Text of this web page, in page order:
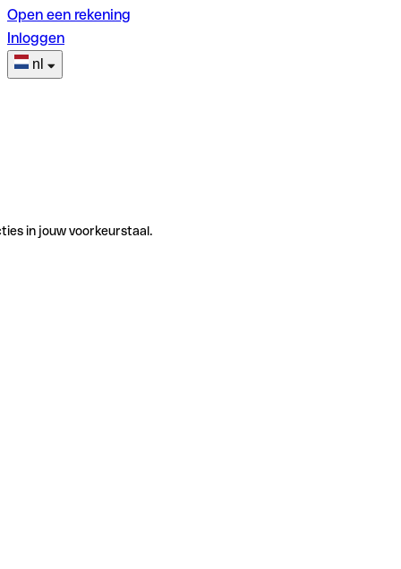
Open een rekening
Inloggen
nl
in jouw voorkeurstaal.